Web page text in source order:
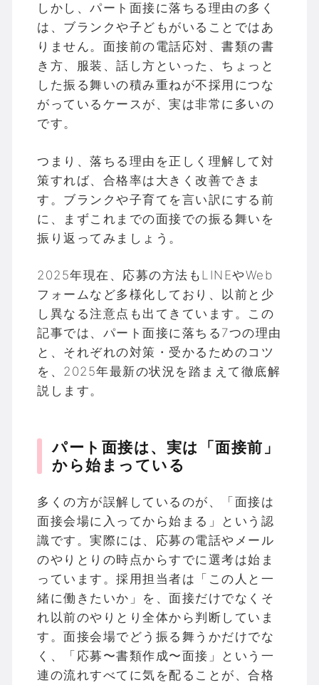
しかし、パート面接に落ちる理由の多く
は、ブランクや子どもがいることではあ
りません。面接前の電話応対、書類の書
き方、服装、話し方といった、ちょっと
した振る舞いの積み重ねが不採用につな
がっているケースが、実は非常に多いの
です。
つまり、落ちる理由を正しく理解して対
策すれば、合格率は大きく改善できま
す。ブランクや子育てを言い訳にする前
に、まずこれまでの面接での振る舞いを
振り返ってみましょう。
2025年現在、応募の方法もLINEやWeb
フォームなど多様化しており、以前と少
し異なる注意点も出てきています。この
記事では、パート面接に落ちる7つの理由
と、それぞれの対策・受かるためのコツ
を、2025年最新の状況を踏まえて徹底解
説します。
パート面接は、実は「面接前」
から始まっている
多くの方が誤解しているのが、「面接は
面接会場に入ってから始まる」という認
識です。実際には、応募の電話やメール
のやりとりの時点からすでに選考は始ま
っています。採用担当者は「この人と一
緒に働きたいか」を、面接だけでなくそ
れ以前のやりとり全体から判断していま
す。面接会場でどう振る舞うかだけでな
く、「応募〜書類作成〜面接」という一
連の流れすべてに気を配ることが、合格